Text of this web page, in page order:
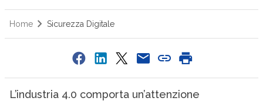
Home Sicurezza Digitale
L’industria 4.0 comporta un’attenzione